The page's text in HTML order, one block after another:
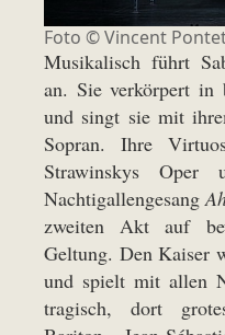
Foto ©Vincent
Musikalisch führt
an. Sie verkörpert in
und singt sie mit
Sopran. Ihre
Strawinskys
Nachtigallengesang
zweiten Akt auf
Geltung. Den Kaiser
und spielt mit allen
tragisch, dort